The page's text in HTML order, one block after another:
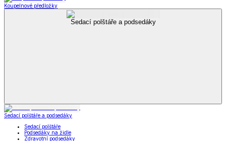
Koupelnové předložky
Sedací polštáře a podsedáky
Sedací polštáře a podsedáky
Sedací polštáře
Podsedáky na židle
Zdravotní podsedáky